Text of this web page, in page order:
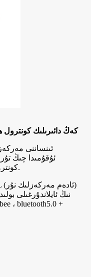
كەڭ دائىرىلىك
ئىنساننى
ئۇقۇمىدا چىڭ
كونترول قىلىش ئۇسۇللىرىغا ماس كېلىدۇ.
نىڭ ئايلاندۇرغىلى